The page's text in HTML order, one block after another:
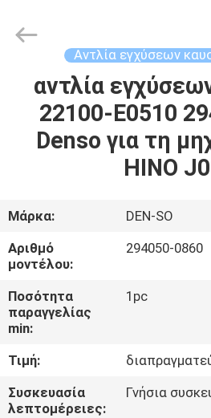
ΣΠΊΤΙ
ΠΡΟΪΌΝΤΑ
ΣΧΕΤΙΚΆ
ΜΕ
ΕΜΆΣ
ΣΤΟ
ΕΡΓΟΣΤΆΣΙΟ
Parts
Reserved.
Αντλία εγχύσεων
αντλία
22100-E0510
Denso για τη
HINO
Μάρκα:
DEN-SO
Αριθμό
μοντέλου:
294050-0860
Ποσότητα
παραγγελίας
min:
1pc
Τιμή:
Συσκευασία
λεπτομέρειες:
Γνήσια